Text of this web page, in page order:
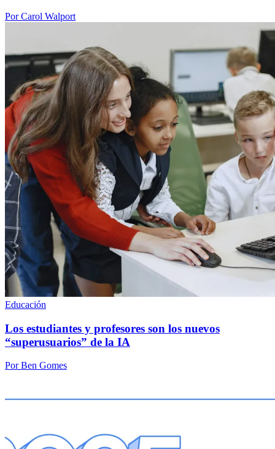
Por Carol Walport
Educación
Los estudiantes y profesores son los nuevos
“superusuarios” de la IA
Por Ben Gomes